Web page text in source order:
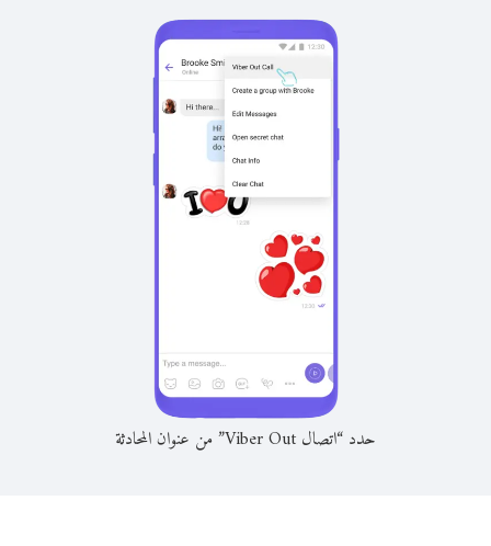
حدد “اتصال Viber Out” من عنوان المحادثة